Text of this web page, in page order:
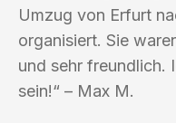
Umzug von Erfurt
organisiert. Sie
und sehr freundlich.
sein!“ – Max M.